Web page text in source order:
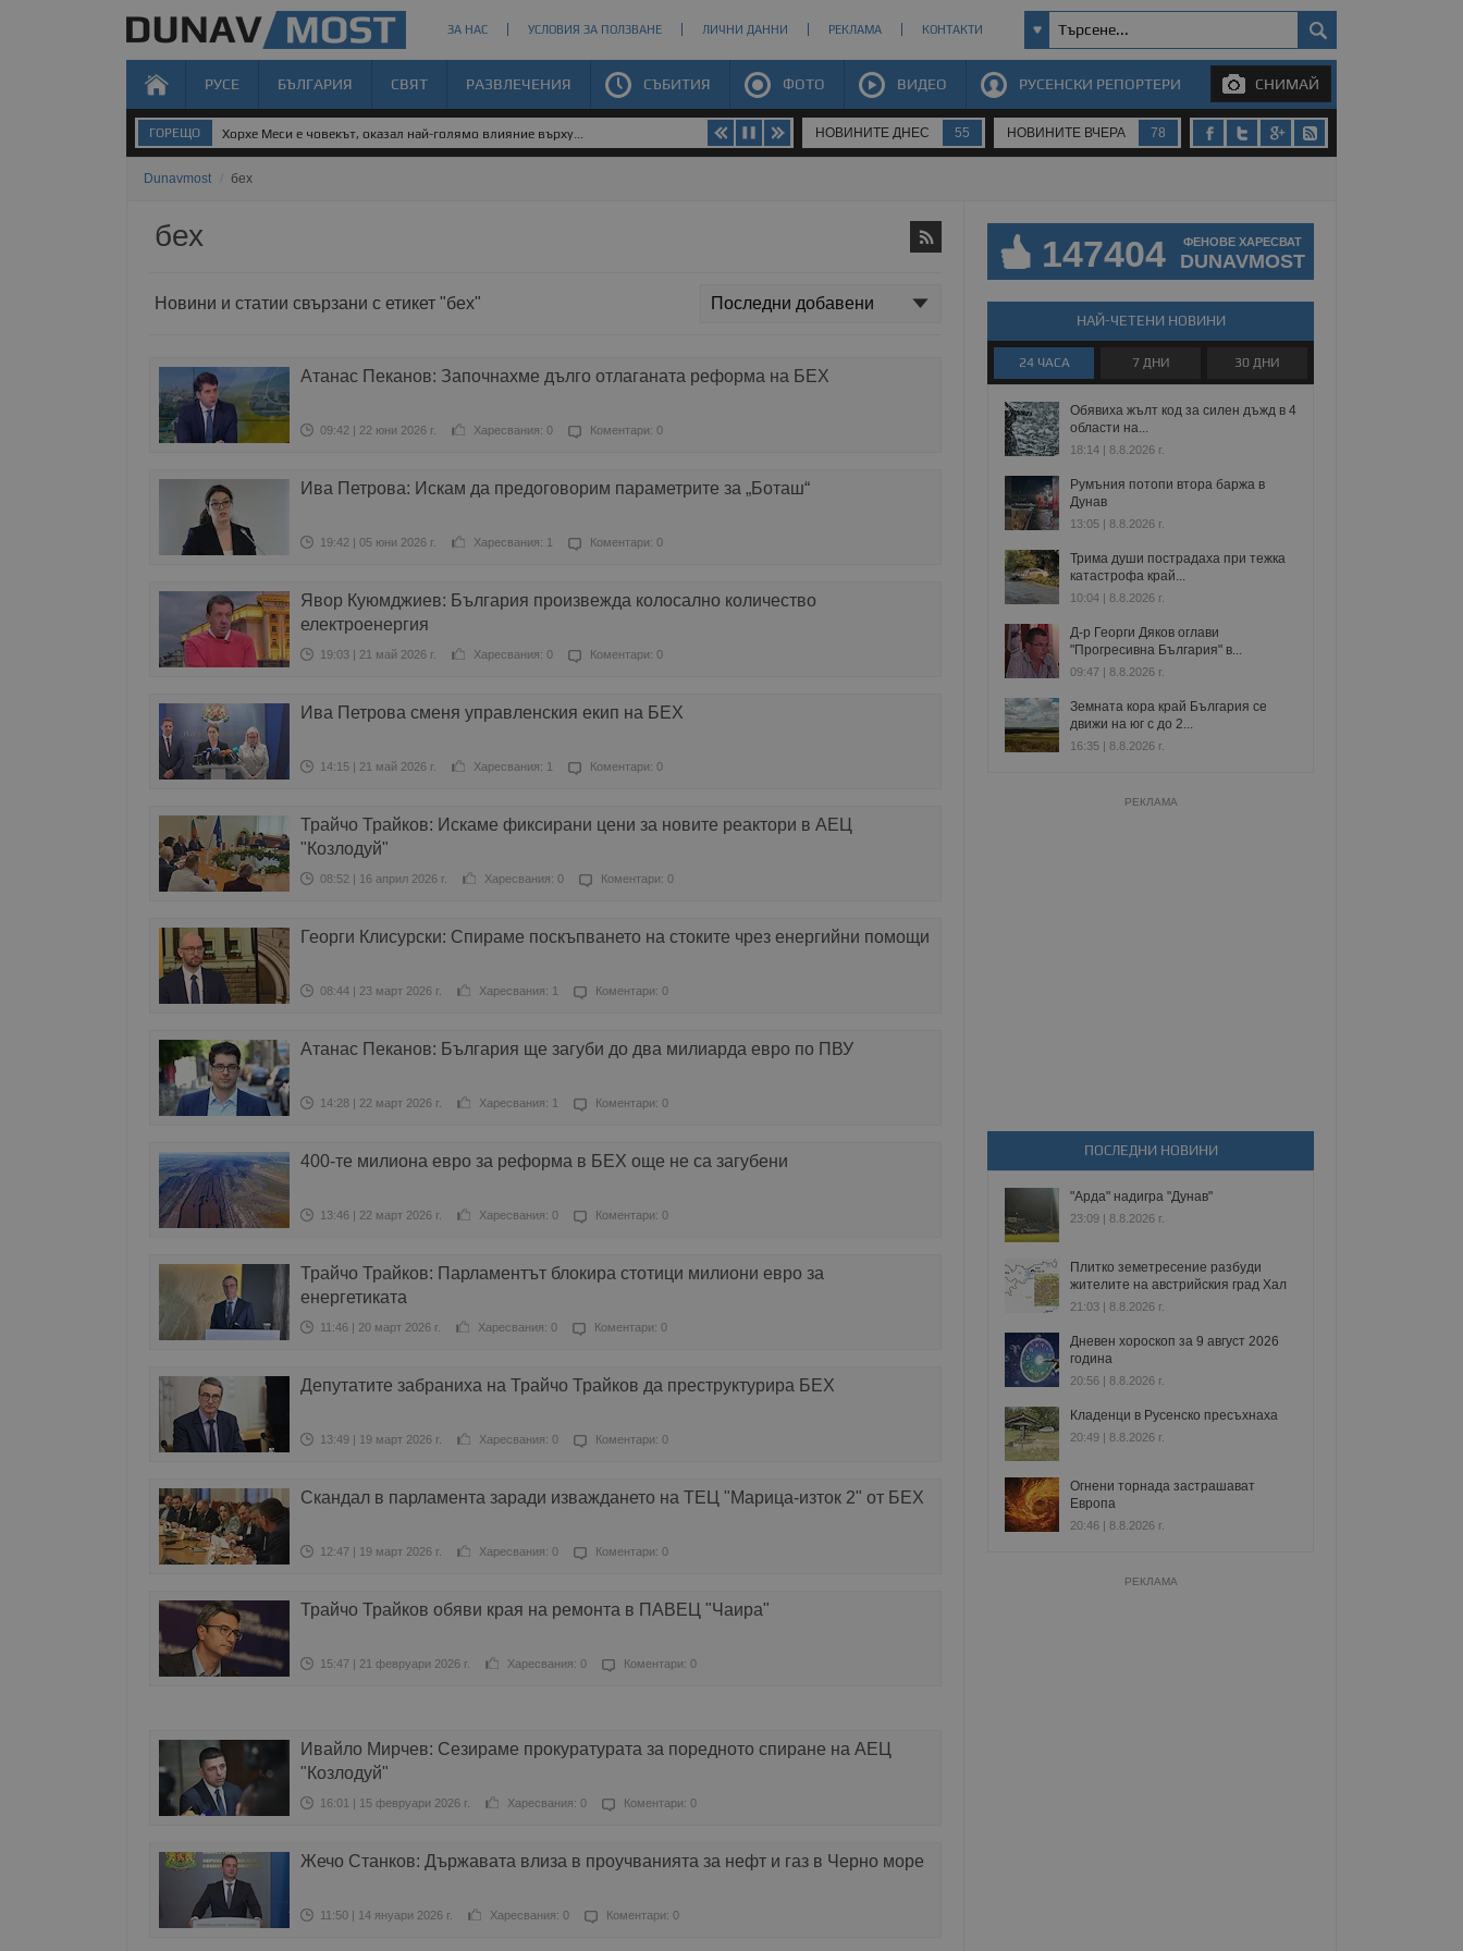
ЗА НАС УСЛОВИЯ ЗА ПОЛЗВАНЕ ЛИЧНИ ДАННИ РЕКЛАМА КОНТАКТИ
РУСЕ БЪЛГАРИЯ СВЯТ РАЗВЛЕЧЕНИЯ СЪБИТИЯ ФОТО ВИДЕО РУСЕНСКИ РЕПОРТЕРИ СНИМАЙ
ГОРЕЩО Хорхе Меси е човекът, оказал най-голямо влияние върху... НОВИНИТЕ ДНЕС 55 НОВИНИТЕ ВЧЕРА 78
Dunavmost бех
бех
Новини и статии свързани с етикет "бех"
Атанас Пеканов: Започнахме дълго отлаганата реформа на БЕХ
09:42 | 22 юни 2026 г. Харесвания: 0 Коментари: 0
Ива Петрова: Искам да предоговорим параметрите за „Боташ“
19:42 | 05 юни 2026 г. Харесвания: 1 Коментари: 0
Явор Куюмджиев: България произвежда колосално количество
електроенергия
19:03 | 21 май 2026 г. Харесвания: 0 Коментари: 0
Ива Петрова сменя управленския екип на БЕХ
14:15 | 21 май 2026 г. Харесвания: 1 Коментари: 0
Трайчо Трайков: Искаме фиксирани цени за новите реактори в АЕЦ
"Козлодуй"
08:52 | 16 април 2026 г. Харесвания: 0 Коментари: 0
Георги Клисурски: Спираме поскъпването на стоките чрез енергийни помощи
08:44 | 23 март 2026 г. Харесвания: 1 Коментари: 0
Атанас Пеканов: България ще загуби до два милиарда евро по ПВУ
14:28 | 22 март 2026 г. Харесвания: 1 Коментари: 0
400-те милиона евро за реформа в БЕХ още не са загубени
13:46 | 22 март 2026 г. Харесвания: 0 Коментари: 0
Трайчо Трайков: Парламентът блокира стотици милиони евро за
енергетиката
11:46 | 20 март 2026 г. Харесвания: 0 Коментари: 0
Депутатите забраниха на Трайчо Трайков да преструктурира БЕХ
13:49 | 19 март 2026 г. Харесвания: 0 Коментари: 0
Скандал в парламента заради изваждането на ТЕЦ "Марица-изток 2" от БЕХ
12:47 | 19 март 2026 г. Харесвания: 0 Коментари: 0
Трайчо Трайков обяви края на ремонта в ПАВЕЦ "Чаира"
15:47 | 21 февруари 2026 г. Харесвания: 0 Коментари: 0
Ивайло Мирчев: Сезираме прокуратурата за поредното спиране на АЕЦ
"Козлодуй"
16:01 | 15 февруари 2026 г. Харесвания: 0 Коментари: 0
Жечо Станков: Държавата влиза в проучванията за нефт и газ в Черно море
11:50 | 14 януари 2026 г. Харесвания: 0 Коментари: 0
147404 ФЕНОВЕ ХАРЕСВАТ
DUNAVMOST
НАЙ-ЧЕТЕНИ НОВИНИ
24 ЧАСА 7 ДНИ 30 ДНИ
Обявиха жълт код за силен дъжд в 4
области на...
18:14 | 8.8.2026 г.
Румъния потопи втора баржа в
Дунав
13:05 | 8.8.2026 г.
Трима души пострадаха при тежка
катастрофа край...
10:04 | 8.8.2026 г.
Д-р Георги Дяков оглави
"Прогресивна България" в...
09:47 | 8.8.2026 г.
Земната кора край България се
движи на юг с до 2...
16:35 | 8.8.2026 г.
РЕКЛАМА
ПОСЛЕДНИ НОВИНИ
"Арда" надигра "Дунав"
23:09 | 8.8.2026 г.
Плитко земетресение разбуди
жителите на австрийския град Хал
21:03 | 8.8.2026 г.
Дневен хороскоп за 9 август 2026
година
20:56 | 8.8.2026 г.
Кладенци в Русенско пресъхнаха
20:49 | 8.8.2026 г.
Огнени торнада застрашават
Европа
20:46 | 8.8.2026 г.
РЕКЛАМА